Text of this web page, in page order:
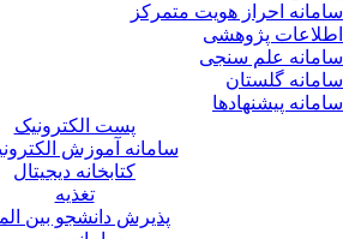
سامانه احراز هویت متمرکز
اطلاعات پژوهشی
سامانه علم سنجی
سامانه گلستان
سامانه پیشنهادها
پست الکترونیک
سامانه آموزش
کتابخانه دیجیتال
تغذیه
پذیرش دانشجو بین